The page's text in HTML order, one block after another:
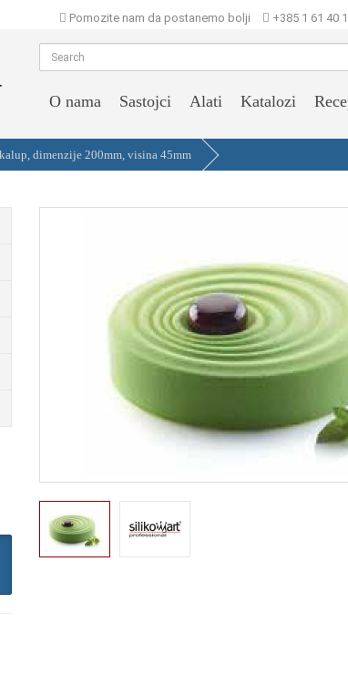
Pomozite nam da postanemo bolji +385 1 61 40
O nama Sastojci Alati Katalozi
dimenzije 200mm, visina 45mm